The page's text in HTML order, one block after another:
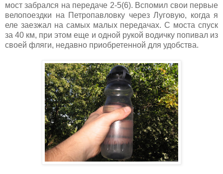
мост забрался на передаче 2-5(6). Вспомил свои первые
велопоездки на Петропавловку через Луговую, когда я
еле заезжал на самых малых передачах. С моста спуск
за 40 км, при этом еще и одной рукой водичку попивал из
своей фляги, недавно приобретенной для удобства.